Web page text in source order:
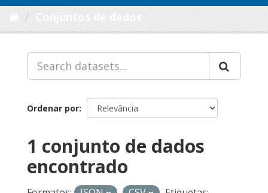
Ordenar por
1 conjunto de dados
encontrado